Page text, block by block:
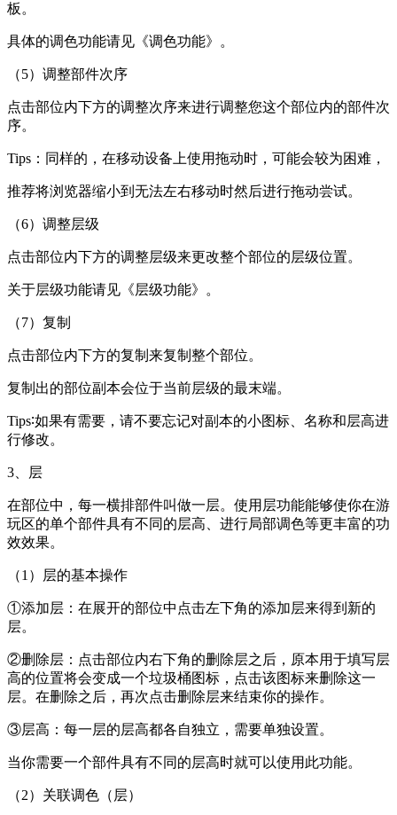
板。
具体的调色功能请见《调色功能》。
（5）调整部件次序
点击部位内下方的调整次序来进行调整您这个部位内的部件次
序。
Tips：同样的，在移动设备上使用拖动时，可能会较为困难，
推荐将浏览器缩小到无法左右移动时然后进行拖动尝试。
（6）调整层级
点击部位内下方的调整层级来更改整个部位的层级位置。
关于层级功能请见《层级功能》。
（7）复制
点击部位内下方的复制来复制整个部位。
复制出的部位副本会位于当前层级的最末端。
Tips∶如果有需要，请不要忘记对副本的小图标、名称和层高进
行修改。
3、层
在部位中，每一横排部件叫做一层。使用层功能能够使你在游
玩区的单个部件具有不同的层高、进行局部调色等更丰富的功
效效果。
（1）层的基本操作
①添加层：在展开的部位中点击左下角的添加层来得到新的
层。
②删除层：点击部位内右下角的删除层之后，原本用于填写层
高的位置将会变成一个垃圾桶图标，点击该图标来删除这一
层。在删除之后，再次点击删除层来结束你的操作。
③层高：每一层的层高都各自独立，需要单独设置。
当你需要一个部件具有不同的层高时就可以使用此功能。
（2）关联调色（层）